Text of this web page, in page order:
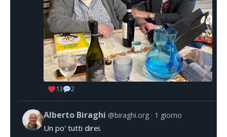
13 2
Alberto Biraghi @biraghi.org 1 giorno
Un po' tutti direi.